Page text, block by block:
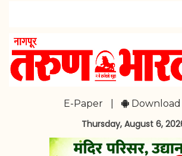
E-Paper
Thursday, August 6,